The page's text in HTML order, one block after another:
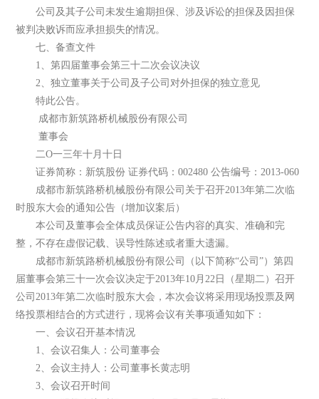
公司及其子公司未发生逾期担保、涉及诉讼的担保及因担保
被判决败诉而应承担损失的情况。
七、备查文件
1、第四届董事会第三十二次会议决议
2、独立董事关于公司及子公司对外担保的独立意见
特此公告。
成都市新筑路桥机械股份有限公司
董事会
二O一三年十月十日
证券简称：新筑股份 证券代码：002480 公告编号：2013-060
成都市新筑路桥机械股份有限公司关于召开2013年第二次临
时股东大会的通知公告（增加议案后）
本公司及董事会全体成员保证公告内容的真实、准确和完
整，不存在虚假记载、误导性陈述或者重大遗漏。
成都市新筑路桥机械股份有限公司（以下简称“公司”）第四
届董事会第三十一次会议决定于2013年10月22日（星期二）召开
公司2013年第二次临时股东大会，本次会议将采用现场投票及网
络投票相结合的方式进行，现将会议有关事项通知如下：
一、会议召开基本情况
1、会议召集人：公司董事会
2、会议主持人：公司董事长黄志明
3、会议召开时间